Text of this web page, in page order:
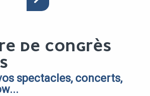
DE CONGRÈS
spectacles, concerts,